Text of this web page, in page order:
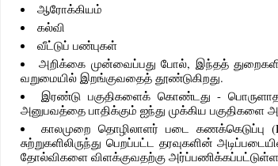
ஆரோக்கியம்
கல்வி
வீட்டுப் பண்புகள்
அறிக்கை முன்வைப்பது போல், இந்தத்
வறுமையில் இறங்குவதைத் தூண்டுகிறது.
இரண்டு பகுதிகளைக் கொண்டது -
அனுபவத்தை பாதிக்கும் ஐந்து முக்கிய பகுதிகளை
காலமுறை தொழிலாளர் படை கணக்கெடுப்பு
சுற்றுகளிலிருந்து பெறப்பட்ட தரவுகளின்
தோல்விகளை விளக்குவதற்கு